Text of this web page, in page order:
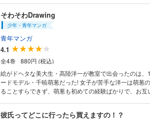
そわそわDrawing
少年・青年マンガ
青年マンガ
4.1
全4巻
880円 (税込)
絵がドヘタな美大生・高陸洋一が教室で出会ったのは、
ードモデル・千暁萌葱だった! 女子が苦手な洋一は萌葱
ることすらできず、萌葱も初めての経験ばかりで、お互
彼氏ってどこに行ったら買えますの！？